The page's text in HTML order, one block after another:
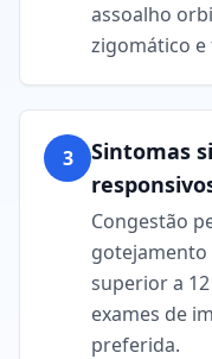
assoalho
zigomático e
3
Sintomas
Congestão
gotejamento
superior a
exames de
preferida.